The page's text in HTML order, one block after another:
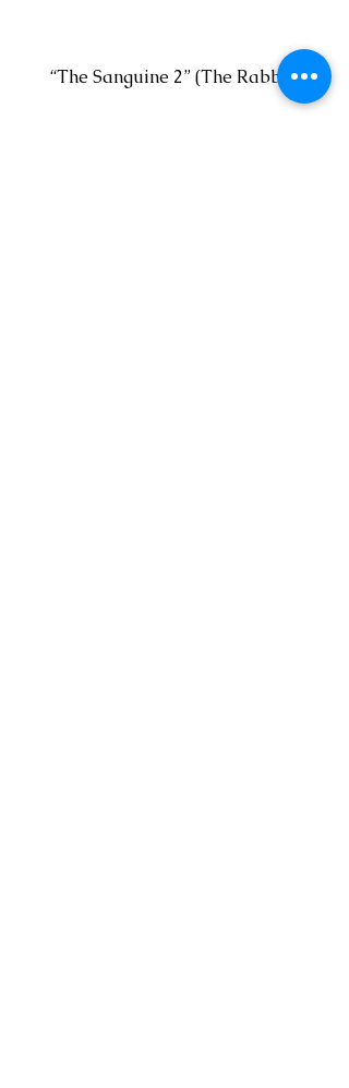
“The Sanguine 2” (The Rabbit)